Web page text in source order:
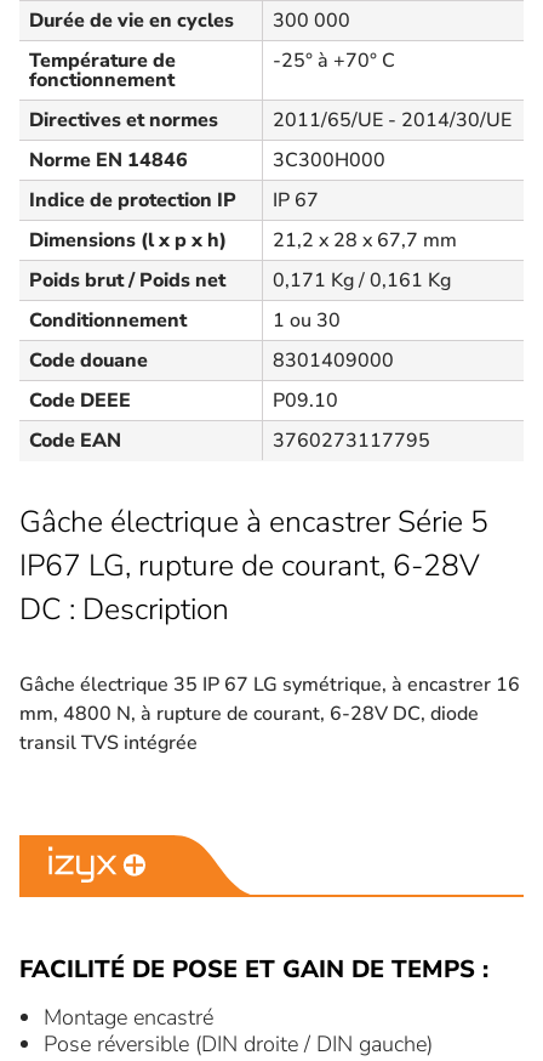
Durée de vie en cycles
300 000
Température de
fonctionnement
-25° à +70° C
Directives et normes
2011/65/UE - 2014/30/UE
Norme EN 14846
3C300H000
Indice de protection IP
IP 67
Dimensions (l x p x h)
21,2 x 28 x 67,7 mm
Poids brut / Poids net
0,171 Kg / 0,161 Kg
Conditionnement
1 ou 30
Code douane
8301409000
Code DEEE
P09.10
Code EAN
3760273117795
Gâche électrique à encastrer Série 5
IP67 LG, rupture de courant, 6-28V
DC : Description
Gâche électrique 35 IP 67 LG symétrique, à encastrer 16
mm, 4800 N, à rupture de courant, 6-28V DC, diode
transil TVS intégrée
FACILITÉ DE POSE ET GAIN DE TEMPS :
Montage encastré
Pose réversible (DIN droite / DIN gauche)